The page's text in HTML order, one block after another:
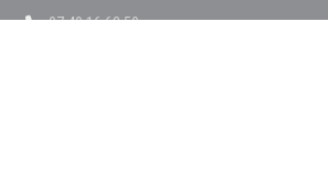
07 49 16 63 50